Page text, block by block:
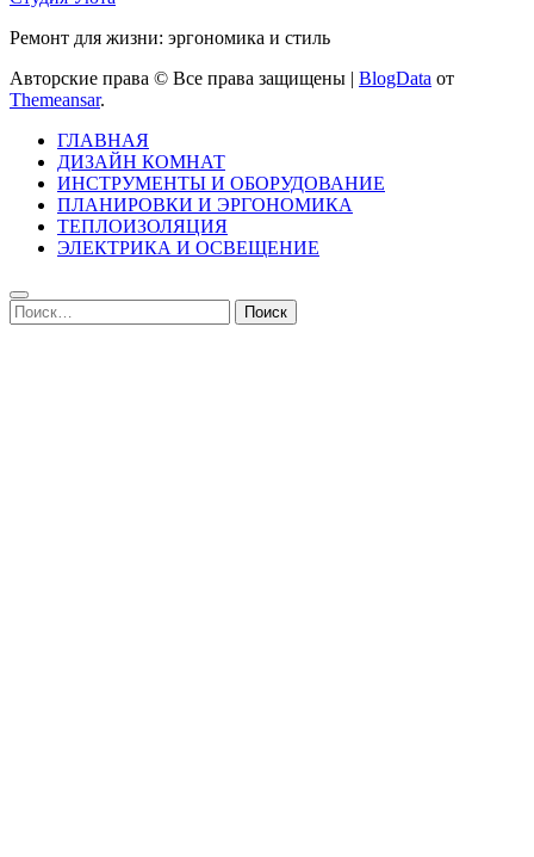
Ремонт для жизни: эргономика и стиль
Авторские права © Все права защищены | BlogData от
Themeansar.
ГЛАВНАЯ
ДИЗАЙН КОМНАТ
ИНСТРУМЕНТЫ И ОБОРУДОВАНИЕ
ПЛАНИРОВКИ И ЭРГОНОМИКА
ТЕПЛОИЗОЛЯЦИЯ
ЭЛЕКТРИКА И ОСВЕЩЕНИЕ
Найти: